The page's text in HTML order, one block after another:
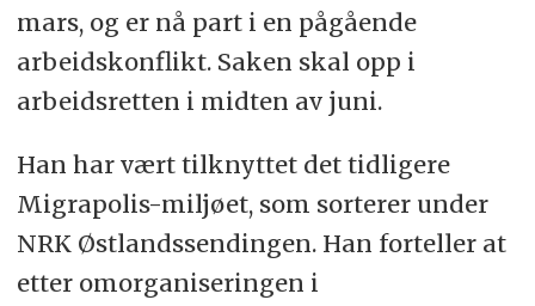
mars, og er nå part i en pågående
arbeidskonflikt. Saken skal opp i
arbeidsretten i midten av juni.
Han har vært tilknyttet det tidligere
Migrapolis-miljøet, som sorterer under
NRK Østlandssendingen. Han forteller at
etter omorganiseringen i